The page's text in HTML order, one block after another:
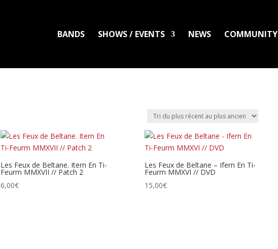
BANDS SHOWS / EVENTS NEWS COMMUNITY
Les Feux de Beltane. Itern En Ti-
Feurm MMXVII // Patch 2
6,00€
Les Feux de Beltane – Ifern En Ti-
Feurm MMXVI // DVD
15,00€